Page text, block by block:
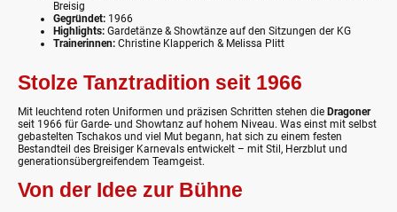
Breisig
Gegründet: 1966
Highlights: Gardetänze & Showtänze auf den Sitzungen der KG
Trainerinnen: Christine Klapperich & Melissa Plitt
Stolze Tanztradition seit 1966
Mit leuchtend roten Uniformen und präzisen Schritten stehen die Dragoner
seit 1966 für Garde- und Showtanz auf hohem Niveau. Was einst mit selbst
gebastelten Tschakos und viel Mut begann, hat sich zu einem festen
Bestandteil des Breisiger Karnevals entwickelt – mit Stil, Herzblut und
generationsübergreifendem Teamgeist.
Von der Idee zur Bühne